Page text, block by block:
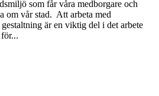
som får våra medborgare och
om vår stad. Att arbeta med
är en viktig del i det arbete